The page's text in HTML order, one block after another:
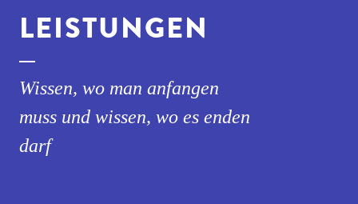
LEISTUNGEN
Wissen, wo man anfangen
muss und wissen, wo es enden
darf